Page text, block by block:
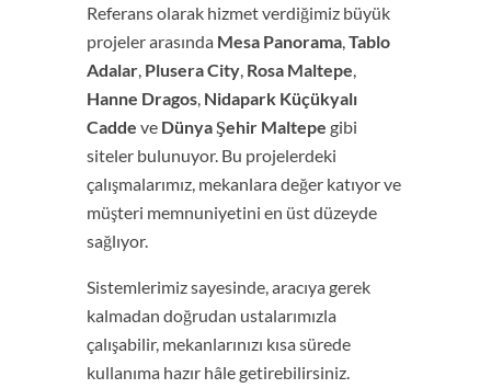
Referans olarak hizmet verdiğimiz büyük
projeler arasında Mesa Panorama Tablo
Adalar Plusera City Rosa Maltepe
Hanne Dragos Nidapark Küçükyalı
Cadde ve Dünya Şehir Maltepe gibi
siteler bulunuyor. Bu projelerdeki
çalışmalarımız, mekanlara değer katıyor ve
müşteri memnuniyetini en üst düzeyde
sağlıyor.
Sistemlerimiz sayesinde, aracıya gerek
kalmadan doğrudan ustalarımızla
çalışabilir, mekanlarınızı kısa sürede
kullanıma hazır hâle getirebilirsiniz.